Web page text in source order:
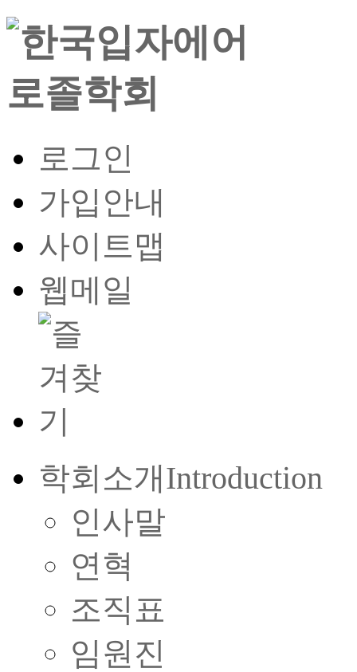
로그인
가입안내
사이트맵
웹메일
학회소개Introduction
인사말
연혁
조직표
임원진